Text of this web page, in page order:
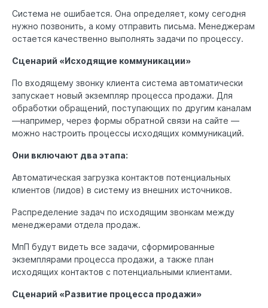
Система не ошибается. Она определяет, кому сегодня
нужно позвонить, а кому отправить письма. Менеджерам
остается качественно выполнять задачи по процессу.
Сценарий «Исходящие коммуникации»
По входящему звонку клиента система автоматически
запускает новый экземпляр процесса продажи. Для
обработки обращений, поступающих по другим каналам
—например, через формы обратной связи на сайте —
можно настроить процессы исходящих коммуникаций.
Они включают два этапа:
Автоматическая загрузка контактов потенциальных
клиентов (лидов) в систему из внешних источников.
Распределение задач по исходящим звонкам между
менеджерами отдела продаж.
МпП будут видеть все задачи, сформированные
экземплярами процесса продажи, а также план
исходящих контактов с потенциальными клиентами.
Сценарий «Развитие процесса продажи»